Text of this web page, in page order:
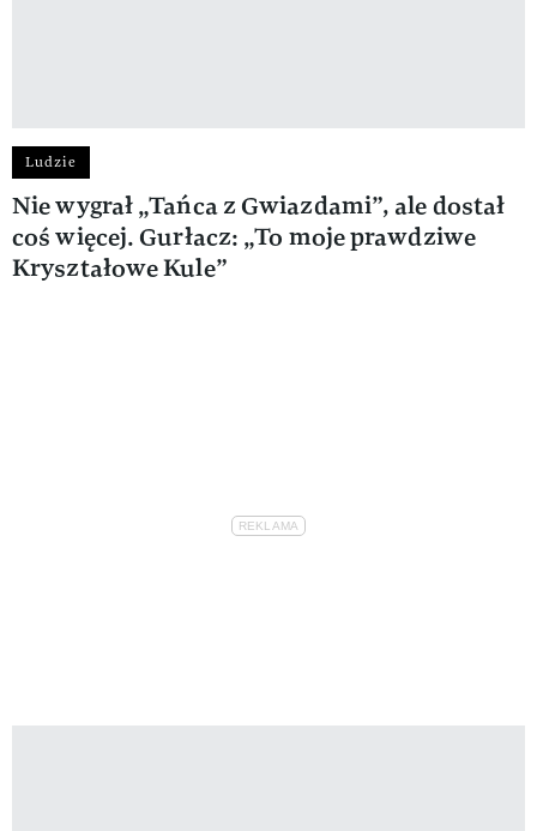
Ludzie
Nie wygrał „Tańca z Gwiazdami”, ale dostał
coś więcej. Gurłacz: „To moje prawdziwe
Kryształowe Kule”